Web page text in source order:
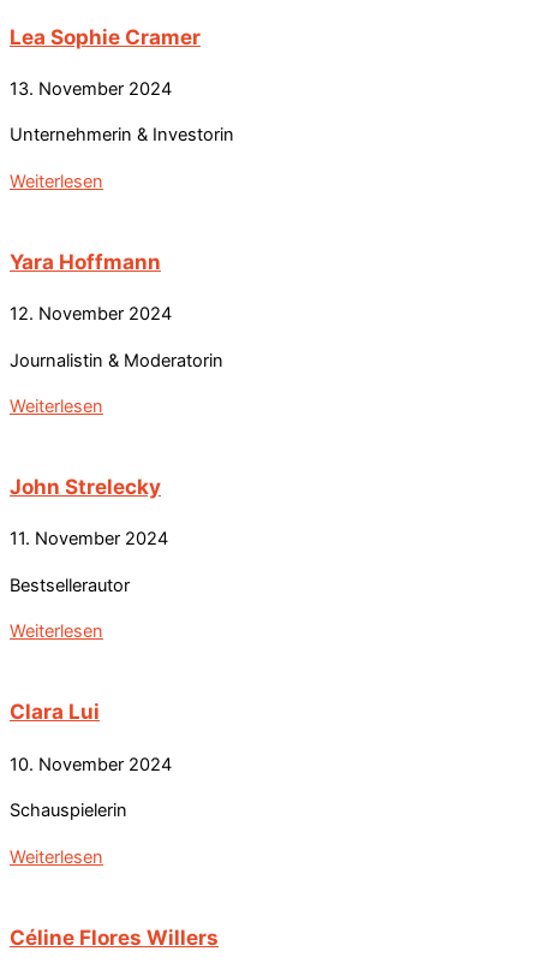
Lea Sophie Cramer
13. November 2024
Unternehmerin & Investorin
Weiterlesen
Yara Hoffmann
12. November 2024
Journalistin & Moderatorin
Weiterlesen
John Strelecky
11. November 2024
Bestsellerautor
Weiterlesen
Clara Lui
10. November 2024
Schauspielerin
Weiterlesen
Céline Flores Willers